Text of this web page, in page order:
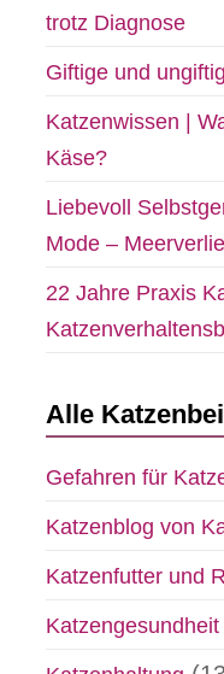
trotz Diagnose
Giftige und
Katzenwissen |
Käse?
Liebevoll
Mode –
22 Jahre Praxis
Alle
Gefahren für
Katzenblog von
Katzenfutter und
Katzengesundheit